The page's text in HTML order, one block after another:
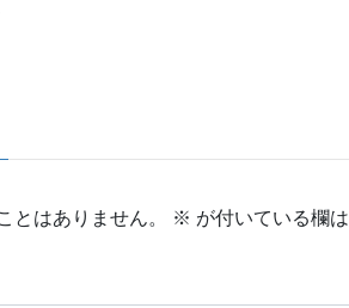
とはありません。 ※ が付いている欄